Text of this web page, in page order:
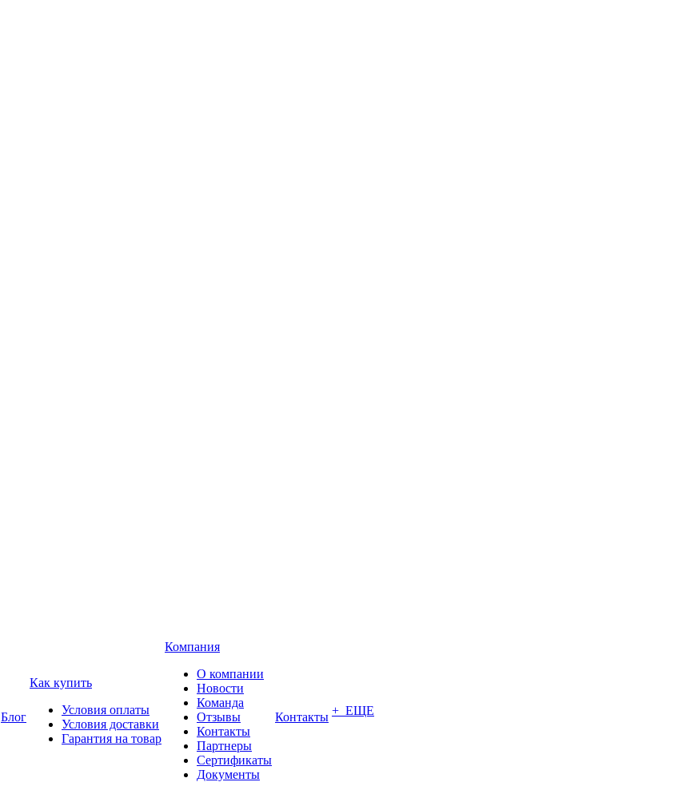
Блог
Как купить
Условия оплаты
Условия доставки
Гарантия на товар
Компания
О компании
Новости
Команда
Отзывы
Контакты
Партнеры
Сертификаты
Документы
Контакты + ЕЩЕ